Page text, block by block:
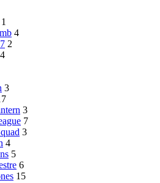
1
4
2
4
3
3
7
3
4
5
6
15